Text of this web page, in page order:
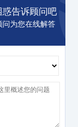
惑告诉顾问吧
问为您在线解答